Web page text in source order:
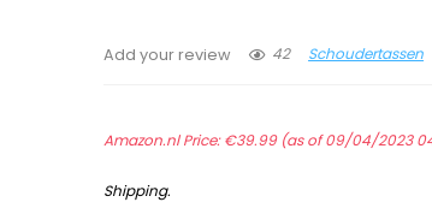
Add your review 42 Schoudertassen
Amazon.nl Price:€39.99(as of 09/04/2023
Shipping.